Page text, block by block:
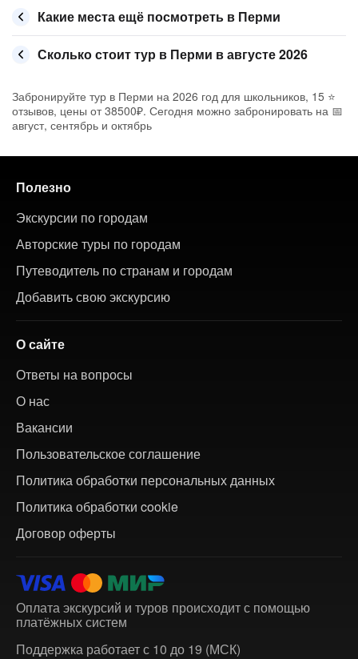
Какие места ещё посмотреть в Перми
Сколько стоит тур в Перми в августе 2026
Забронируйте тур в Перми на 2026 год для школьников, 15 ⭐
отзывов, цены от 38500₽. Сегодня можно забронировать на 📅
август, сентябрь и октябрь
Полезно
Экскурсии по городам
Авторские туры по городам
Путеводитель по странам и городам
Добавить свою экскурсию
О сайте
Ответы на вопросы
О нас
Вакансии
Пользовательское соглашение
Политика обработки персональных данных
Политика обработки cookie
Договор оферты
Оплата экскурсий и туров происходит с помощью
платёжных систем
Поддержка работает с 10 до 19 (МСК)